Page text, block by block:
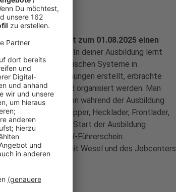
ausWesel bietet zum 01.08.2025 einen
. In deiner Ausbildung lernt
und elektrischen Systeme in
wie Abrechnungen erstellt, erbrachte
geplant und organisiert werden. Man
kann dann schon während der Ausbildung
und Absetzkipper, Hecklader, Frontlader,
sollte man zum Start der Ausbildung
und einen PKW-Führerschein.
Agentur für Arbeit Wesel und des Jobcenters